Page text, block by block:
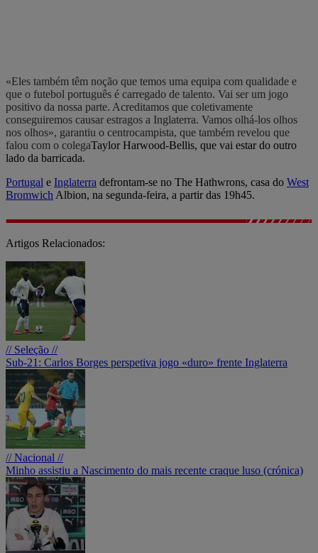
«Eles também têm noção que temos uma equipa com qualidade e
que o futebol português é carregado de talento. Vai ser um jogo
positivo da nossa parte. Acreditamos que coletivamente
conseguiremos causar estragos a Inglaterra. Vamos olhá-los olhos
nos olhos», garantiu o centrocampista, que também revelou que
falou com o colegaTaylor Harwood-Bellis, que vai estar do outro
lado da barricada.
Portugal e Inglaterra defrontam-se no The Hathwrons, casa do West
Bromwich Albion, na segunda-feira, a partir das 19h45.
Artigos Relacionados:
// Seleção //
Sub-21: Carlos Borges perspetiva jogo «duro» frente Inglaterra
// Nacional //
Minho assistiu a Nascimento do mais recente craque luso (crónica)